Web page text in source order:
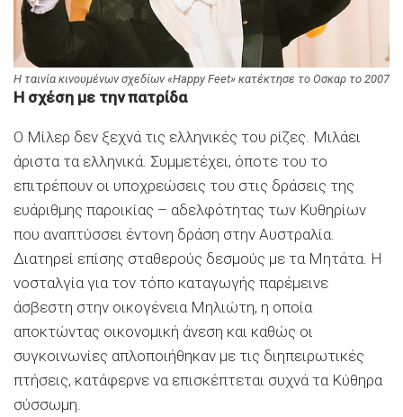
Η ταινία κινουμένων σχεδίων «Happy Feet» κατέκτησε το Oσκαρ το 2007
Η σχέση με την πατρίδα
Ο Μίλερ δεν ξεχνά τις ελληνικές του ρίζες. Μιλάει
άριστα τα ελληνικά. Συμμετέχει, όποτε του το
επιτρέπουν οι υποχρεώσεις του στις δράσεις της
ευάριθμης παροικίας – αδελφότητας των Κυθηρίων
που αναπτύσσει έντονη δράση στην Αυστραλία.
Διατηρεί επίσης σταθερούς δεσμούς με τα Μητάτα. Η
νοσταλγία για τον τόπο καταγωγής παρέμεινε
άσβεστη στην οικογένεια Μηλιώτη, η οποία
αποκτώντας οικονομική άνεση και καθώς οι
συγκοινωνίες απλοποιήθηκαν με τις διηπειρωτικές
πτήσεις, κατάφερνε να επισκέπτεται συχνά τα Κύθηρα
σύσσωμη.